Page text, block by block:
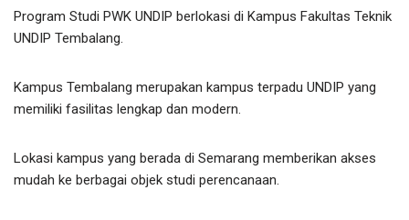
Program Studi PWK UNDIP berlokasi di Kampus Fakultas Teknik
UNDIP Tembalang.
Kampus Tembalang merupakan kampus terpadu UNDIP yang
memiliki fasilitas lengkap dan modern.
Lokasi kampus yang berada di Semarang memberikan akses
mudah ke berbagai objek studi perencanaan.